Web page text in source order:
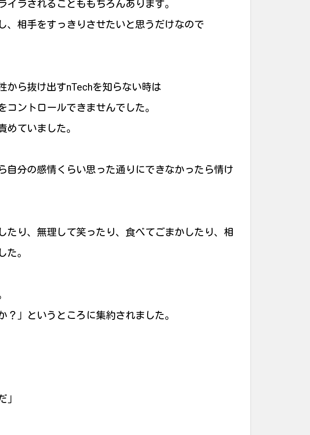
イラされることももちろんあります。
、相手をすっきりさせたいと思うだけなので
から抜け出すnTechを知らない時は
コントロールできませんでした。
めていました。
自分の感情くらい思った通りにできなかったら情け
たり、無理して笑ったり、食べてごまかしたり、相
た。
？」というところに集約されました。
」